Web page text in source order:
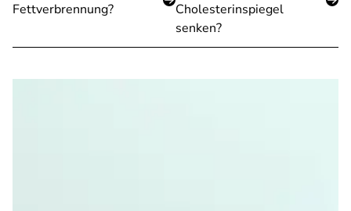
Fettverbrennung?
Cholesterinspiegel
senken?